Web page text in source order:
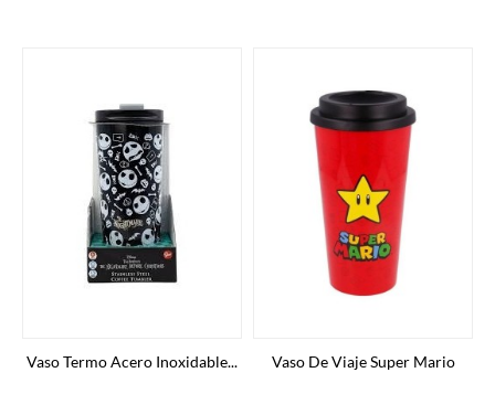
Vaso Termo Acero Inoxidable... Vaso De Viaje Super Mario